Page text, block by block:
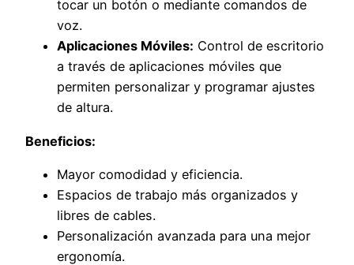
tocar un botón o mediante comandos de
voz.
Aplicaciones Móviles: Control de escritorio
a través de aplicaciones móviles que
permiten personalizar y programar ajustes
de altura.
Beneficios:
Mayor comodidad y eficiencia.
Espacios de trabajo más organizados y
libres de cables.
Personalización avanzada para una mejor
ergonomía.